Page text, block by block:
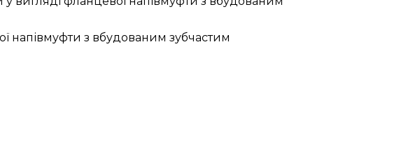
напівмуфти з вбудованим зубчастим